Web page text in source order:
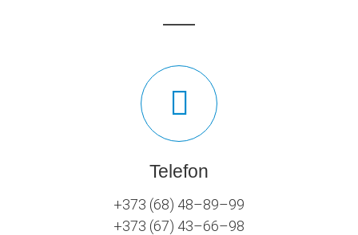
Telefon
+373 (68) 48–89–99
+373 (67) 43–66–98